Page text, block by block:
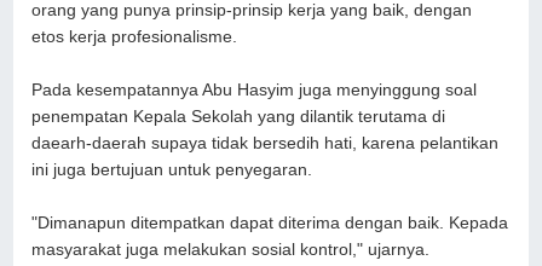
orang yang punya prinsip-prinsip kerja yang baik, dengan
etos kerja profesionalisme.
Pada kesempatannya Abu Hasyim juga menyinggung soal
penempatan Kepala Sekolah yang dilantik terutama di
daearh-daerah supaya tidak bersedih hati, karena pelantikan
ini juga bertujuan untuk penyegaran.
"Dimanapun ditempatkan dapat diterima dengan baik. Kepada
masyarakat juga melakukan sosial kontrol," ujarnya.